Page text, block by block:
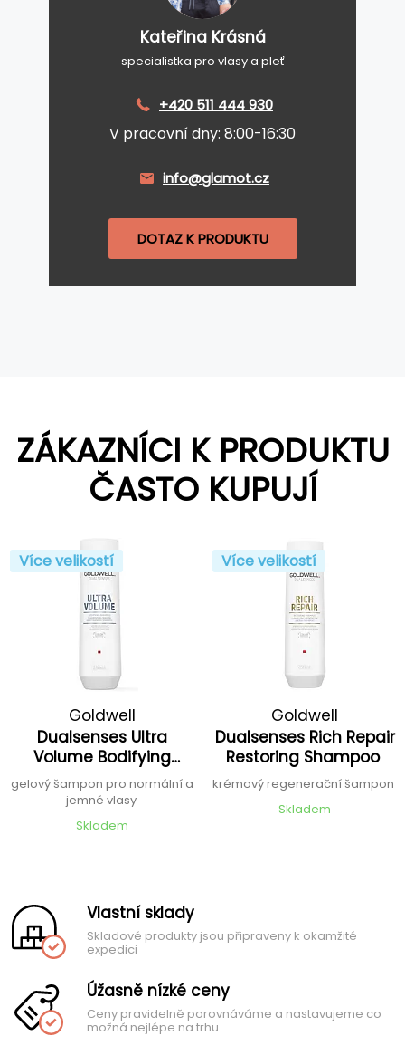
Kateřina Krásná
specialistka pro vlasy a pleť
+420 511 444 930
V pracovní dny: 8:00-16:30
info@glamot.cz
DOTAZ K PRODUKTU
ZÁKAZNÍCI K PRODUKTU
ČASTO KUPUJÍ
Více velikostí
Goldwell
Dualsenses Ultra
Volume Bodifying
Shampoo
gelový šampon pro normální a
jemné vlasy
Skladem
Více velikostí
Goldwell
Dualsenses Rich Repair
Restoring Shampoo
krémový regenerační šampon
Skladem
Vlastní sklady
Skladové produkty jsou připraveny k okamžité
expedici
Úžasně nízké ceny
Ceny pravidelně porovnáváme a nastavujeme co
možná nejlépe na trhu